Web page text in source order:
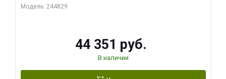
Модель: 244829
44 351 руб.
В наличии